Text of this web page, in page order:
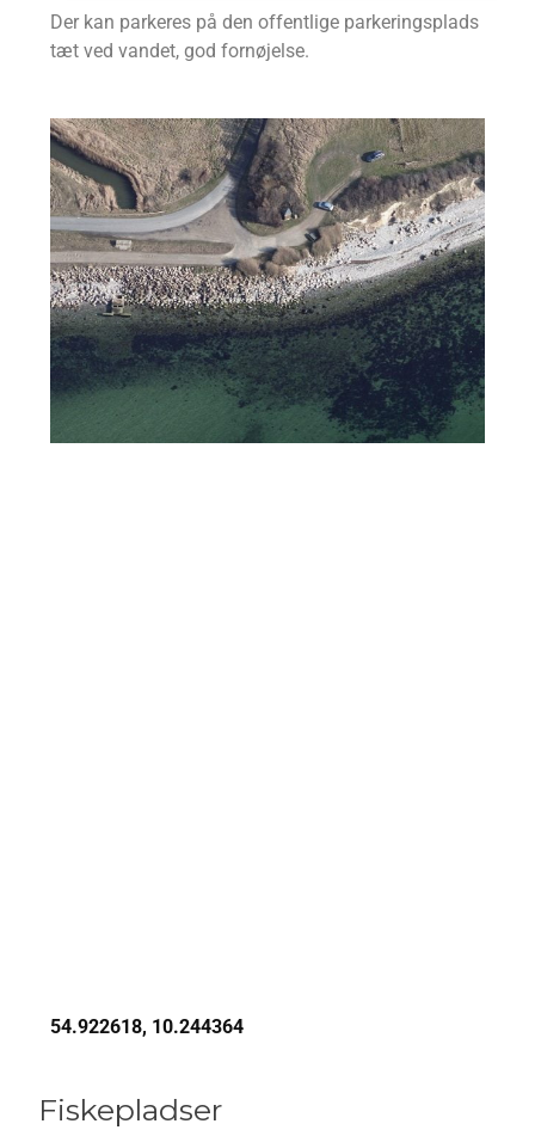
Der kan parkeres på den offentlige parkeringsplads
tæt ved vandet, god fornøjelse.
54.922618, 10.244364
Fiskepladser